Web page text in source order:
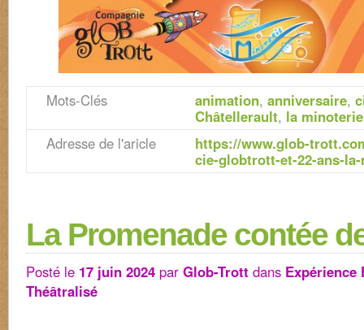
Mots-Clés animation, anniversaire,
Châtellerault, la minoterie
Adresse de l'aricle
https://www.glob-
cie-globtrott-et-22-ans-
La Promenade contée
Posté le 17 juin 2024 par Glob-Trott dans Expérience
Théâtralisé